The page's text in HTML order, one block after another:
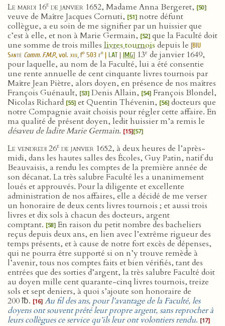
Le mardi 16e de janvier 1652, Madame Anna Bergeret, [50]
veuve de Maître Jacques Cornuti, [51] notre défunt
collègue, a eu soin de me signifier par un huissier que
c’est à elle, et non à Marie Germain, [52] que la Faculté doit
une somme de trois milles livres tournois depuis le [BIU
Santé Comm. F.M.P., vol. xiii, fo 503 ro | LAT| IMG] 13e de janvier 1649,
pour laquelle, au nom de la Faculté, lui a été consentie
une rente annuelle de cent cinquante livres tournois par
Maître Jean Piètre, alors doyen, en présence de nos maîtres
François Guénault, [53] Denis Allain, [54] François Blondel,
Nicolas Richard [55] et Quentin Thévenin, [56] docteurs que
notre Compagnie avait choisis pour régler cette affaire. En
ma qualité de présent doyen, ledit huissier m’a remis le
désaveu de ladite Marie Germain. [15][57]
Le vendredi 26e de janvier 1652, à deux heures de l’après-
midi, dans les hautes salles des Écoles, Guy Patin, natif du
Beauvaisis, a rendu les comptes de la première année de
son décanat. La très salubre Faculté les a unanimement
loués et approuvés. Pour la diligente et excellente
administration de nos affaires, elle a décidé de me verser
un honoraire de deux cents livres tournois ; et aussi trois
livres et dix sols à chacun des docteurs, argent
comptant. [58] En raison du petit nombre des bacheliers
reçus depuis deux ans, en lien avec l’extrême rigueur des
temps présents, et à cause de notre fort excès de dépenses,
qui ne pourra être supporté si on n’y trouve remède à
l’avenir, tous nos comptes faits et bien vérifiés, tant des
entrées que des sorties d’argent, la très salubre Faculté doit
au doyen mille cent quarante-cinq livres tournois, treize
sols et sept deniers, à quoi s’ajoute son honoraire de
200 ℔. [16] Au fil des ans, pour l’avantage de la Faculté, les
doyens ont souvent prêté leur propre argent, sans reprocher à
leurs collègues ce service qu’ils leur ont volontiers rendu. [17]